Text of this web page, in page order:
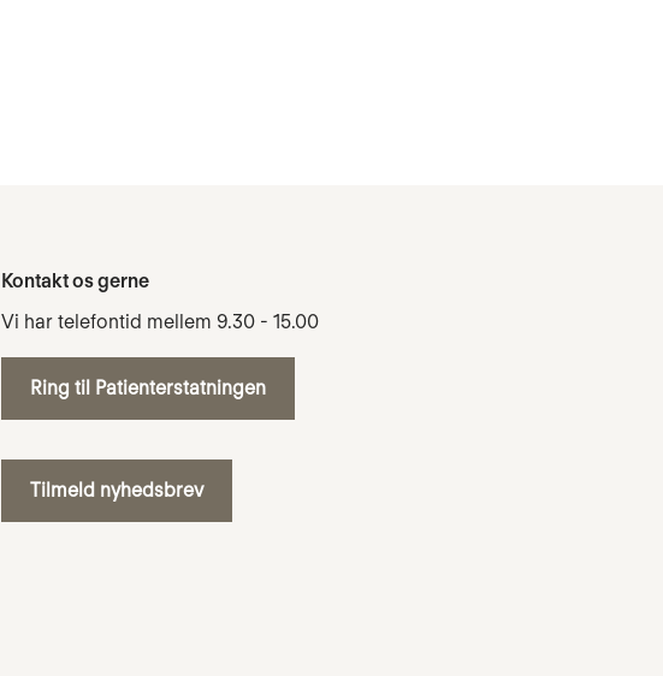
Kontakt os gerne
Vi har telefontid mellem 9.30 - 15.00
Ring til Patienterstatningen
Tilmeld nyhedsbrev